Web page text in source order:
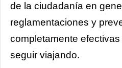
de la ciudadanía en
reglamentaciones y
completamente
seguir viajando.